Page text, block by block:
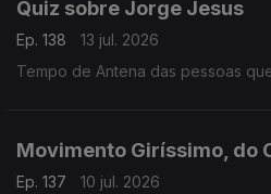
Quiz sobre Jorge Jesus
Ep. 138
13 jul. 2026
Tempo de Antena das pessoas
Movimento Giríssimo, do
Ep. 137
10 jul. 2026